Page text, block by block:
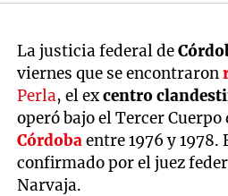
La justicia federal de
viernes que se encontraron
Perla, el excentro
operó bajo el Tercer Cuerpo
Córdobaentre 1976 y 1978.
confirmado por el juez
Narvaja.